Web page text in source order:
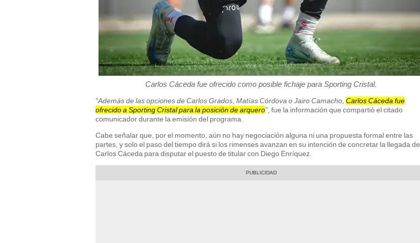
Carlos Cáceda fue ofrecido como posible fichaje para Sporting Cristal.
“Además de las opciones de Carlos Grados, Matías Córdova o Jairo Camacho, Carlos Cáceda fue
ofrecido a Sporting Cristal para la posición de arquero”, fue la información que compartió el citado
comunicador durante la emisión del programa.
Cabe señalar que, por el momento, aún no hay negociación alguna ni una propuesta formal entre las
partes, y solo el paso del tiempo dirá si los rimenses avanzan en su intención de concretar la llegada de
Carlos Cáceda para disputar el puesto de titular con Diego Enríquez.